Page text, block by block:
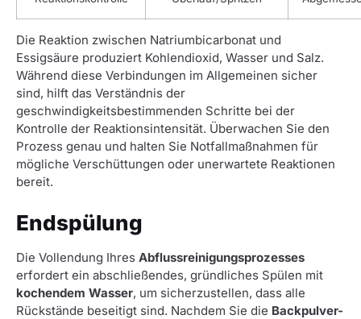
Die Reaktion zwischen Natriumbicarbonat und
Essigsäure produziert Kohlendioxid, Wasser und Salz.
Während diese Verbindungen im Allgemeinen sicher
sind, hilft das Verständnis der
geschwindigkeitsbestimmenden Schritte bei der
Kontrolle der Reaktionsintensität. Überwachen Sie den
Prozess genau und halten Sie Notfallmaßnahmen für
mögliche Verschüttungen oder unerwartete Reaktionen
bereit.
Endspülung
Die Vollendung Ihres Abflussreinigungsprozesses
erfordert ein abschließendes, gründliches Spülen mit
kochendem Wasser, um sicherzustellen, dass alle
Rückstände beseitigt sind. Nachdem Sie die Backpulver-